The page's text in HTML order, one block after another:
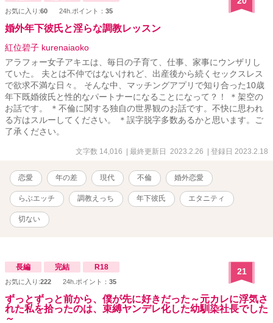
お気に入り:60 24h.ポイント： 35
婚外年下彼氏と淫らな調教レッスン
紅位碧子 kurenaiaoko
アラフォー女子アキエは、毎日の子育て、仕事、家事にウンザリし
ていた。 夫とは不仲ではないけれど、出産後から続くセックスレス
で欲求不満な日々。 そんな中、マッチングアプリで知り合った10歳
年下既婚彼氏と性的なパートナーになることになって？！ ＊架空の
お話です。 ＊不倫に関する独自の世界観のお話です。不快に思われ
る方はスルーしてください。 ＊誤字脱字多数あるかと思います。ご
了承ください。
文字数 14,016 | 最終更新日 2023.2.26 | 登録日 2023.2.18
恋愛 年の差 現代 不倫 婚外恋愛
らぶエッチ 調教えっち 年下彼氏 エタニティ
切ない
長編 完結 R18
お気に入り:222 24h.ポイント： 35
21
ずっとずっと前から、僕が先に好きだった～元カレに浮気さ
れた私を拾ったのは、束縛ヤンデレ化した幼馴染社長でした
～